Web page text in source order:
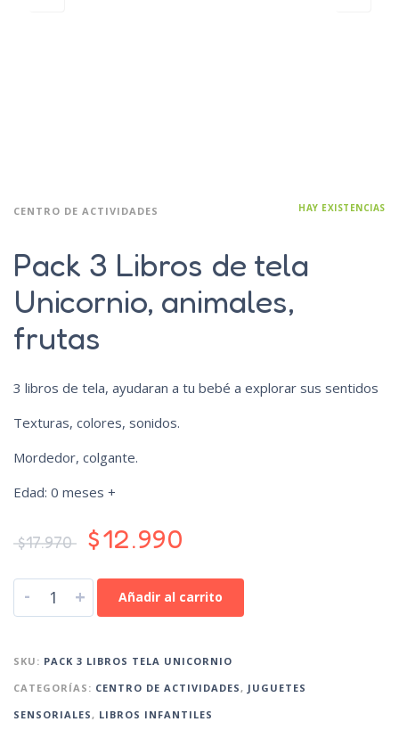
CENTRO DE ACTIVIDADES HAY EXISTENCIAS
Pack 3 Libros de tela
Unicornio, animales,
frutas
3 libros de tela, ayudaran a tu bebé a explorar sus sentidos
Texturas, colores, sonidos.
Mordedor, colgante.
Edad: 0 meses +
$17.970 $12.990
- + Añadir al carrito
SKU: PACK 3 LIBROS TELA UNICORNIO
CATEGORÍAS: CENTRO DE ACTIVIDADES, JUGUETES
SENSORIALES, LIBROS INFANTILES